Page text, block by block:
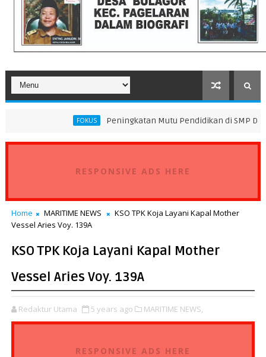
Peningkatan Mutu Pendidikan di SMP Darus Syifa
RESPONSIVE ADS HERE
Home MARITIME NEWS
KSO TPK Koja Layani Kapal Mother
Vessel Aries Voy. 139A
KSO TPK Koja Layani Kapal Mother
Vessel Aries Voy. 139A
Redaktur Utama 5 years ago MARITIME NEWS,
RESPONSIVE ADS HERE